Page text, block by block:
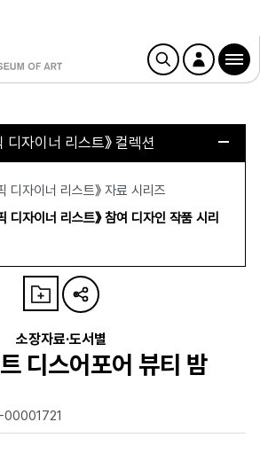
자이너 리스트》 컬렉션
디자이너 리스트》 자료 시리즈
디자이너 리스트》 참여 디자인 작품 시리
소장자료·도서별
디스어포어 뷰티 밤